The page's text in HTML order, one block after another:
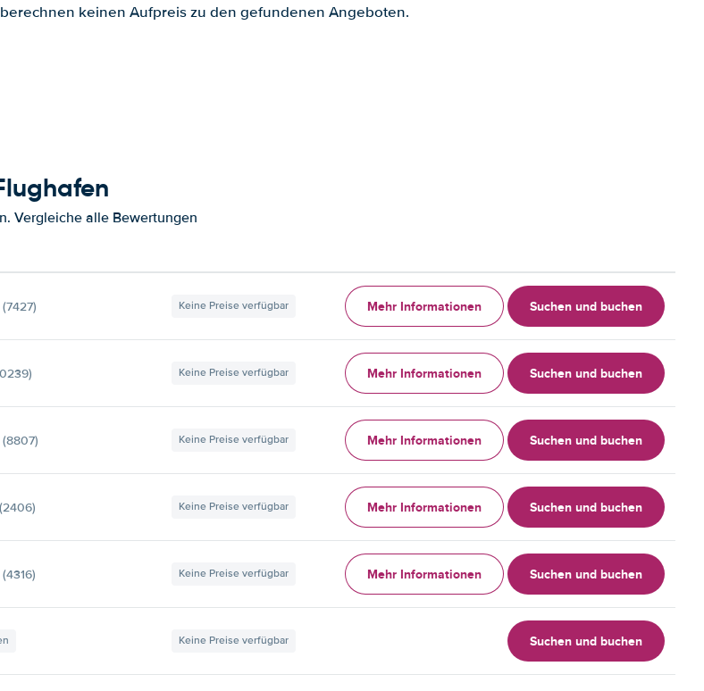
keinen Aufpreis zu den gefundenen Angeboten.
Vergleiche alle Bewertungen
(7427) Keine Preise verfügbar Mehr Informationen Suchen und buchen
Keine Preise verfügbar Mehr Informationen Suchen und buchen
(8807) Keine Preise verfügbar Mehr Informationen Suchen und buchen
(2406) Keine Preise verfügbar Mehr Informationen Suchen und buchen
(4316) Keine Preise verfügbar Mehr Informationen Suchen und buchen
Keine Preise verfügbar Suchen und buchen